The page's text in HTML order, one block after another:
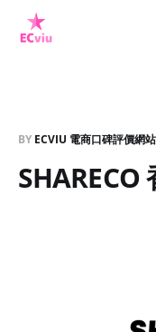
BY ECVIU 電商口碑評價網站
SHARECO